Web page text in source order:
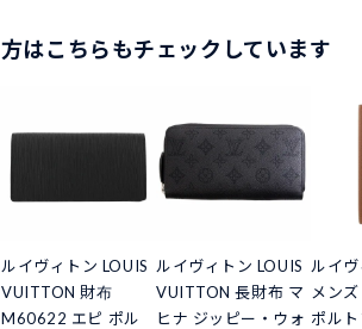
はこちらもチェックしています
ルイヴィトン LOUIS
VUITTON 財布
M60622 エピ ポル
ルイヴィトン LOUIS
VUITTON 長財布 マ
ヒナ ジッピー・ウォ
ルイ
メン
ポル